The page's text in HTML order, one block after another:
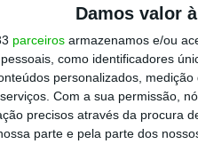
Damos valor
parceiros armazenamos e/ou
como identificadores
personalizados,
Com a sua permissão,
precisos através da procura
parte e pela parte dos
denúncias de
Por isso, embora
linhas dos cibercrimes
rigorosos. Quer
são denunciadas,